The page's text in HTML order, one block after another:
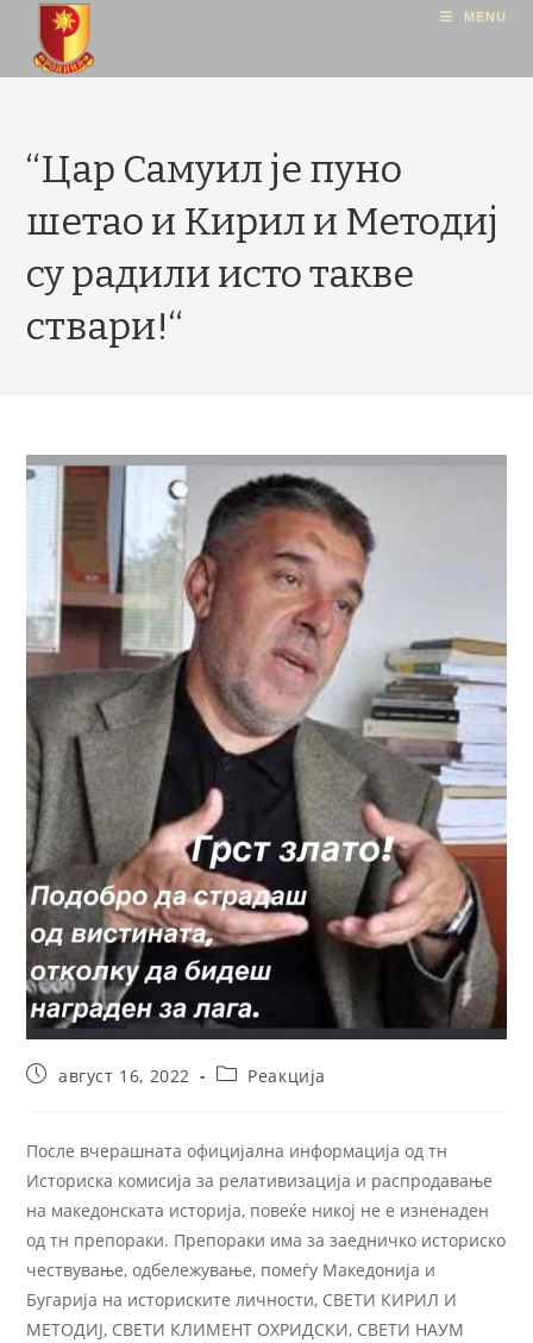
MENU
‘‘Цар Самуил је пуно
шетао и Кирил и Методиј
су радили исто такве
ствари!‘‘
август 16, 2022 Реакција
После вчерашната официјална информација од тн
Историска комисија за релативизација и распродавање
на македонската историја, повеќе никој не е изненаден
од тн препораки. Препораки има за заедничко историско
чествување, одбележување, помеѓу Македонија и
Бугарија на историските личности, СВЕТИ КИРИЛ И
МЕТОДИЈ, СВЕТИ КЛИМЕНТ ОХРИДСКИ, СВЕТИ НАУМ